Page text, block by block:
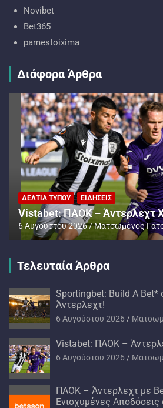
Novibet
Bet365
pamestoixima
Διάφορα Άρθρα
ΔΕΛΤΊΑ ΤΎΠΟΥ ΕΙΔΉΣΕΙΣ
Vistabet: ΠΑΟΚ – Άντερλεχτ
6 Αυγούστου 2026 Ματσωμένος
Τελευταία Άρθρα
Sportingbet: Build A
Άντερλεχτ!
6 Αυγούστου 2026
Vistabet: ΠΑΟΚ –
6 Αυγούστου 2026
ΠΑΟΚ – Άντερλεχτ με
Ενισχυμένες Αποδόσεις